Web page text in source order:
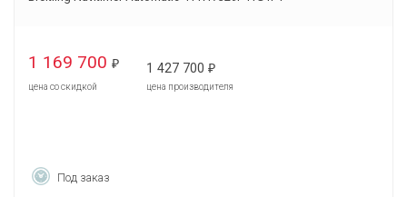
1 169 700 ₽
цена со скидкой
1 427 700 ₽
цена производителя
Под заказ